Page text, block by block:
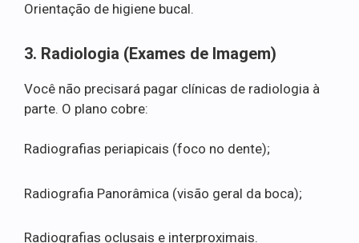
Orientação de higiene bucal.
3. Radiologia (Exames de Imagem)
Você não precisará pagar clínicas de radiologia à
parte. O plano cobre:
Radiografias periapicais (foco no dente);
Radiografia Panorâmica (visão geral da boca);
Radiografias oclusais e interproximais.